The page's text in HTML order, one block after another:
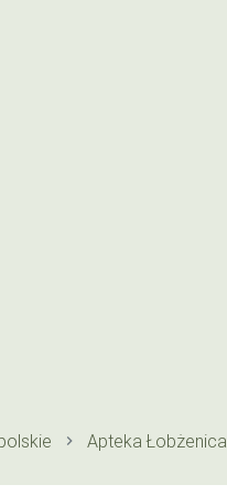
Apteka Łobżenica